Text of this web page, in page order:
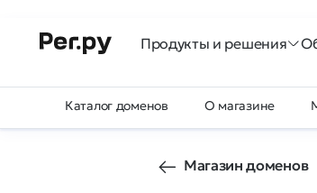
Продукты и решения
Каталог доменов О магазине
Магазин доменов